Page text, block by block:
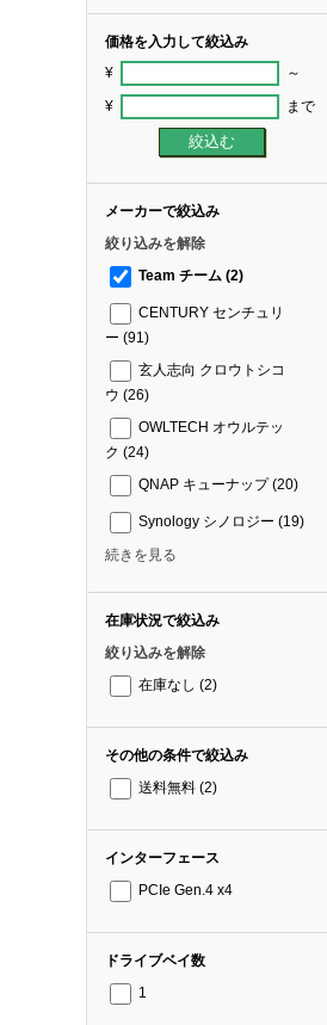
価格を入力して絞込み
¥ ～
¥ まで
メーカーで絞込み
絞り込みを解除
Team チーム (2)
CENTURY センチュリ
ー (91)
玄人志向 クロウトシコ
ウ (26)
OWLTECH オウルテッ
ク (24)
QNAP キューナップ(20)
Synology シノロジー (19)
続きを見る
在庫状況で絞込み
絞り込みを解除
在庫なし (2)
その他の条件で絞込み
送料無料 (2)
インターフェース
PCIe Gen.4 x4
ドライブベイ数
1